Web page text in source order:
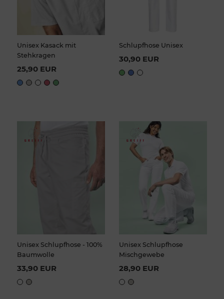
Unisex Kasack mit
Stehkragen
25,90 EUR
Schlupfhose Unisex
30,90 EUR
Unisex Schlupfhose - 100%
Baumwolle
33,90 EUR
Unisex Schlupfhose
Mischgewebe
28,90 EUR